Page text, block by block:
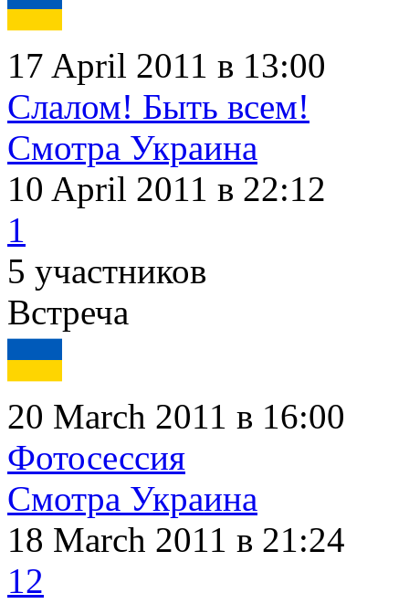
17 April 2011 в 13:00
Слалом! Быть всем!
Смотра Украина
10 April 2011 в 22:12
1
5 участников
Встреча
20 March 2011 в 16:00
Фотосессия
Смотра Украина
18 March 2011 в 21:24
12